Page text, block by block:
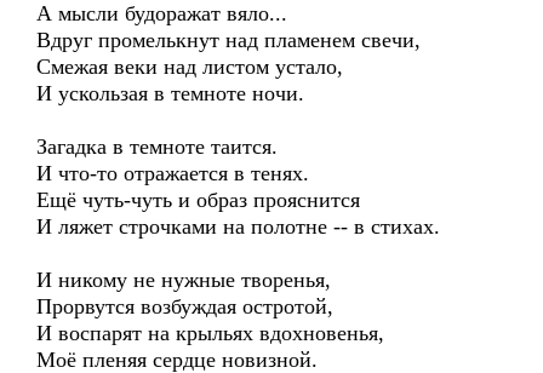
А мысли будоражат вяло...
Вдруг промелькнут над пламенем свечи,
Смежая веки над листом устало,
И ускользая в темноте ночи.
Загадка в темноте таится.
И что-то отражается в тенях.
Ещё чуть-чуть и образ прояснится
И ляжет строчками на полотне -- в стихах.
И никому не нужные творенья,
Прорвутся возбуждая остротой,
И воспарят на крыльях вдохновенья,
Моё пленяя сердце новизной.